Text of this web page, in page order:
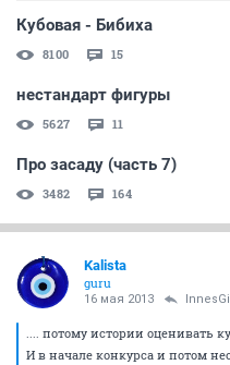
Кубовая - Бибиха
8100 15
нестандарт фигуры
5627 11
Про засаду (часть 7)
3482 164
Kalista
guru
16 мая 2013
.... потому истории оценивать
И в начале конкурса и потом